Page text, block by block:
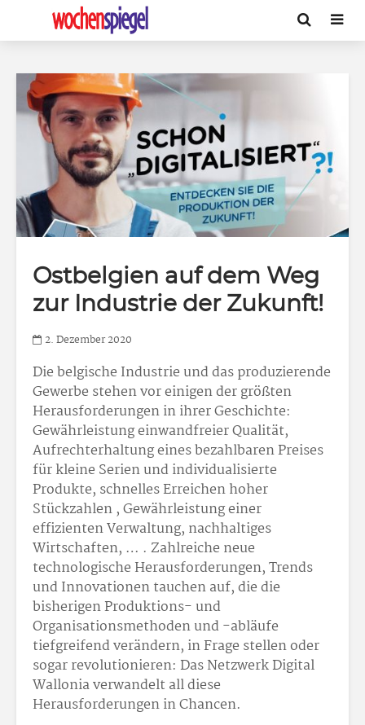
Ostbelgien auf dem Weg
zur Industrie der Zukunft!
2. Dezember 2020
Die belgische Industrie und das produzierende
Gewerbe stehen vor einigen der größten
Herausforderungen in ihrer Geschichte:
Gewährleistung einwandfreier Qualität,
Aufrechterhaltung eines bezahlbaren Preises
für kleine Serien und individualisierte
Produkte, schnelles Erreichen hoher
Stückzahlen , Gewährleistung einer
effizienten Verwaltung, nachhaltiges
Wirtschaften, … . Zahlreiche neue
technologische Herausforderungen, Trends
und Innovationen tauchen auf, die die
bisherigen Produktions- und
Organisationsmethoden und -abläufe
tiefgreifend verändern, in Frage stellen oder
sogar revolutionieren: Das Netzwerk Digital
Wallonia verwandelt all diese
Herausforderungen in Chancen.